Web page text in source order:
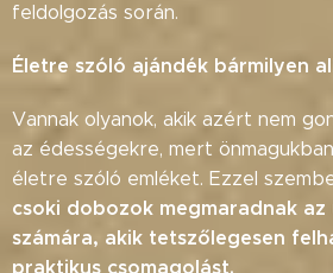
feldolgozás során.
Életre szóló ajándék bármilyen
Vannak olyanok, akik azért nem
az édességekre, mert
életre szóló emléket. Ezzel
csoki dobozok megmaradnak
számára, akik tetszőlegesen
praktikus csomagolást.